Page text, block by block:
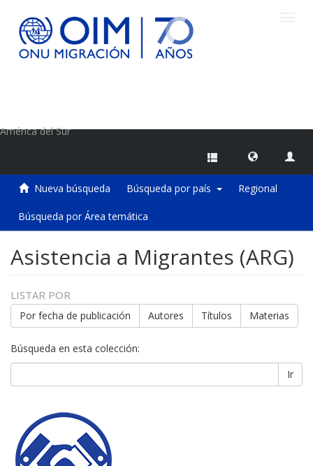
América del Sur
Nueva búsqueda Búsqueda por país Regional
Búsqueda por Área temática
Asistencia a Migrantes (ARG)
LISTAR POR
Por fecha de publicación Autores Títulos Materias
Búsqueda en esta colección:
Ir